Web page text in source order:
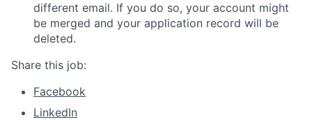
different email. If you do so, your account might
be merged and your application record will be
deleted.
Share this job:
Facebook
LinkedIn